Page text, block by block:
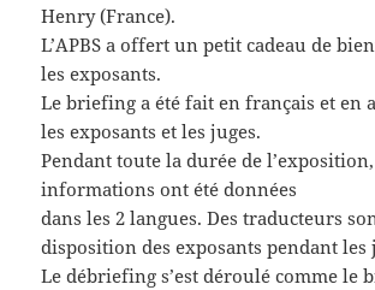
Henry (France).
L’APBS a offert un petit cadeau de
les exposants.
Le briefing a été fait en français et en
les exposants et les juges.
Pendant toute la durée de
informations ont été données
dans les 2 langues. Des traducteurs
disposition des exposants pendant les
Le débriefing s’est déroulé comme le